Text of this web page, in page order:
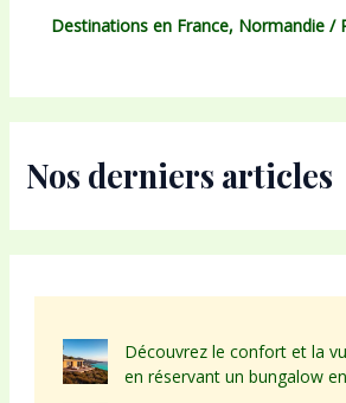
Destinations en France, Normandie/
Nos derniers articles
Découvrez le confort et la
en réservant un bungalow